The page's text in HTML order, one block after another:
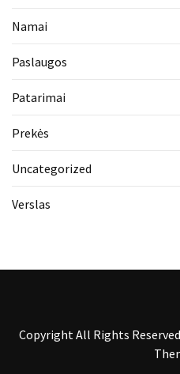
Namai
Paslaugos
Patarimai
Prekės
Uncategorized
Verslas
Copyright All Rights Reserved